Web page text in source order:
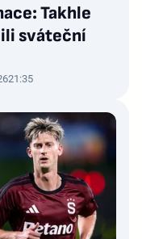
Takhle
sváteční
21:35